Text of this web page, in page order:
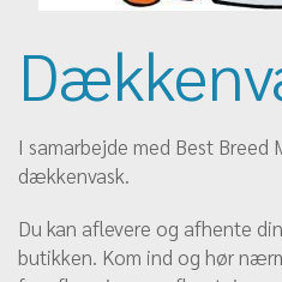
I samarbejde med Best Breed
dækkenvask.
Du kan aflevere og afhente
butikken. Kom ind og hør